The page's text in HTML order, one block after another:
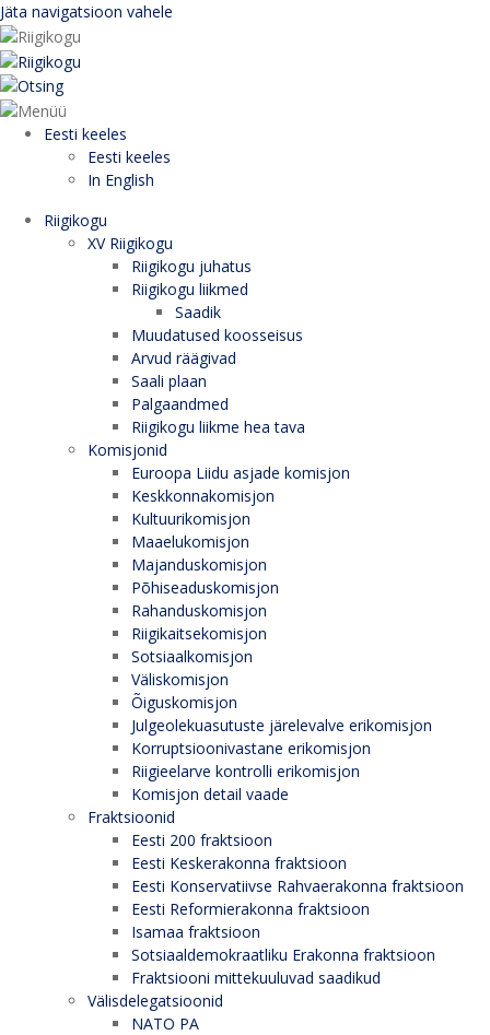
Jäta navigatsioon vahele
Eesti keeles
Eesti keeles
In English
Riigikogu
XV Riigikogu
Riigikogu juhatus
Riigikogu liikmed
Saadik
Muudatused koosseisus
Arvud räägivad
Saali plaan
Palgaandmed
Riigikogu liikme hea tava
Komisjonid
Euroopa Liidu asjade komisjon
Keskkonnakomisjon
Kultuurikomisjon
Maaelukomisjon
Majanduskomisjon
Põhiseaduskomisjon
Rahanduskomisjon
Riigikaitsekomisjon
Sotsiaalkomisjon
Väliskomisjon
Õiguskomisjon
Julgeolekuasutuste järelevalve erikomisjon
Korruptsioonivastane erikomisjon
Riigieelarve kontrolli erikomisjon
Komisjon detail vaade
Fraktsioonid
Eesti 200 fraktsioon
Eesti Keskerakonna fraktsioon
Eesti Konservatiivse Rahvaerakonna fraktsioon
Eesti Reformierakonna fraktsioon
Isamaa fraktsioon
Sotsiaaldemokraatliku Erakonna fraktsioon
Fraktsiooni mittekuuluvad saadikud
Välisdelegatsioonid
NATO PA